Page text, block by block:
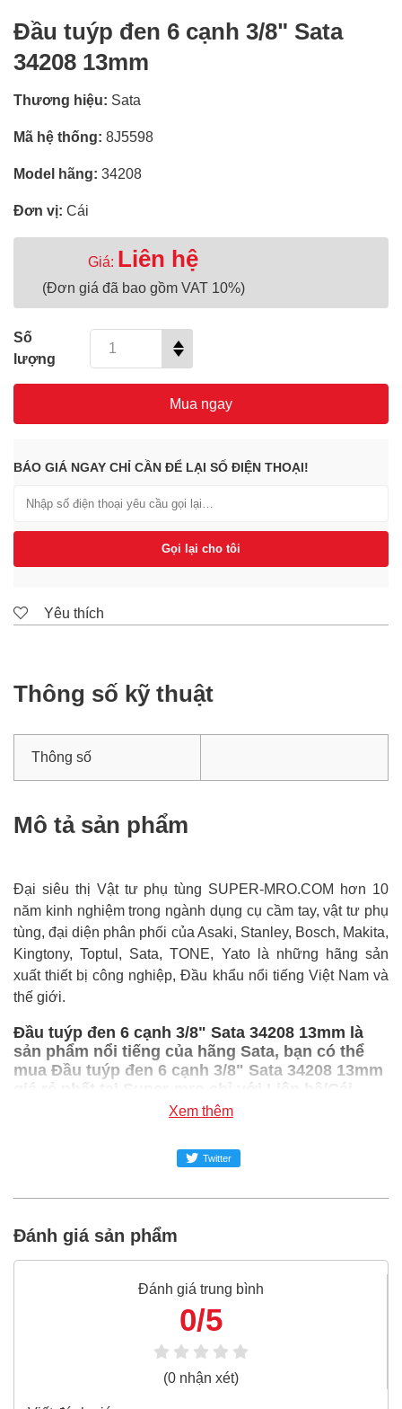
Đầu tuýp đen 6 cạnh 3/8" Sata
34208 13mm
Thương hiệu: Sata
Mã hệ thống: 8J5598
Model hãng: 34208
Đơn vị: Cái
Giá: Liên hệ
(Đơn giá đã bao gồm VAT 10%)
Số
lượng
Mua ngay
BÁO GIÁ NGAY CHỈ CẦN ĐỂ LẠI SỐ ĐIỆN THOẠI!
Gọi lại cho tôi
Yêu thích
Thông số kỹ thuật
Thông số
Mô tả sản phẩm
Đại siêu thị Vật tư phụ tùng SUPER-MRO.COM hơn 10
năm kinh nghiệm trong ngành dụng cụ cầm tay, vật tư phụ
tùng, đại diện phân phối của Asaki, Stanley, Bosch, Makita,
Kingtony, Toptul, Sata, TONE, Yato là những hãng sản
xuất thiết bị công nghiệp, Đầu khẩu nổi tiếng Việt Nam và
thế giới.
Đầu tuýp đen 6 cạnh 3/8" Sata 34208 13mm là
sản phẩm nổi tiếng của hãng Sata, bạn có thể
mua Đầu tuýp đen 6 cạnh 3/8" Sata 34208 13mm
giá rẻ nhất tại Super-mro chỉ với Liên hệ/Cái
SUPER-MRO.COM cam kết:
Đầu tuýp đen 6 cạnh 3/8" Sata 34208 13mm
chính hãng
Bao 1 đổi 1 trong 24 giờ
Nếu bạn cần thêm thông tin của
3/8" Sata 34208 13mmxin vui lòng liên hệ hotline -
hoặc zalo -0868.603.068
Xem thêm
Twitter
Đánh giá sản phẩm
Đánh giá trung bình
0/5
(0 nhận xét)